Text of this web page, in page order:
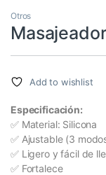
Otros
Add to wishlist
Especificación:
✅ Material: Silicona
✅ Ajustable (3
✅ Ligero y fácil de
✅ Fortalece